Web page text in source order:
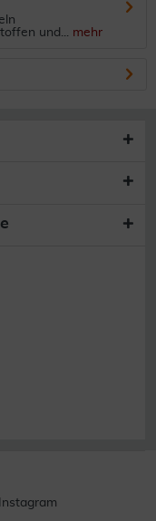
und... mehr
Instagram